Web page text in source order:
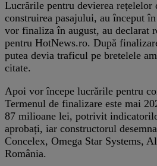
Lucrările pentru devierea
construirea pasajului, au început
vor finaliza în august, au declarat
pentru HotNews.ro. După
putea devia traficul pe bretelele
citate.
Apoi vor începe lucrările pentru
Termenul de finalizare este mai
87 milioane lei, potrivit
aprobați, iar constructorul
Concelex, Omega Star Systems,
România.